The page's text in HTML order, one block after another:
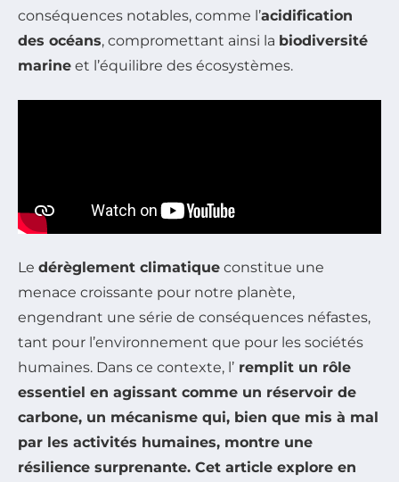
conséquences notables, comme l’acidification
des océans, compromettant ainsi la biodiversité
marine et l’équilibre des écosystèmes.
Le dérèglement climatique constitue une
menace croissante pour notre planète,
engendrant une série de conséquences néfastes,
tant pour l’environnement que pour les sociétés
humaines. Dans ce contexte, l’ remplit un rôle
essentiel en agissant comme un réservoir de
carbone, un mécanisme qui, bien que mis à mal
par les activités humaines, montre une
résilience surprenante. Cet article explore en